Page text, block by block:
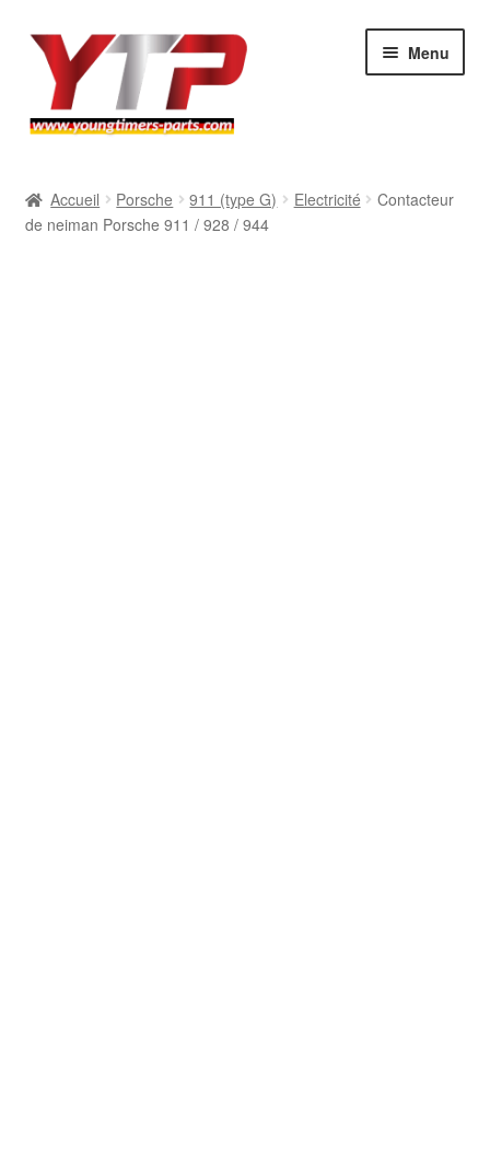
Aller
navigation
Aller
contenu
Menu
BMW
Accueil Porsche 911 (type G) Electricité
Contacteur
de neiman Porsche 911 / 928 / 944